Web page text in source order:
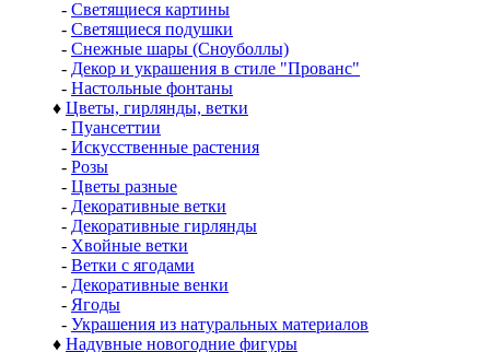
- Светящиеся картины
- Светящиеся подушки
- Снежные шары (Сноуболлы)
- Декор и украшения в стиле "Прованс"
- Настольные фонтаны
♦ Цветы, гирлянды, ветки
- Пуансеттии
- Искусственные растения
- Розы
- Цветы разные
- Декоративные ветки
- Декоративные гирлянды
- Хвойные ветки
- Ветки с ягодами
- Декоративные венки
- Ягоды
- Украшения из натуральных материалов
♦ Надувные новогодние фигуры